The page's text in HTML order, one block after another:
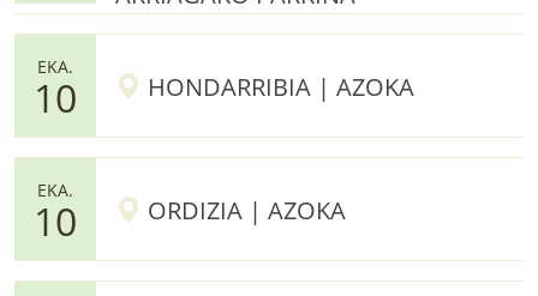
EKA.
10 HONDARRIBIA | AZOKA
EKA.
10 ORDIZIA | AZOKA